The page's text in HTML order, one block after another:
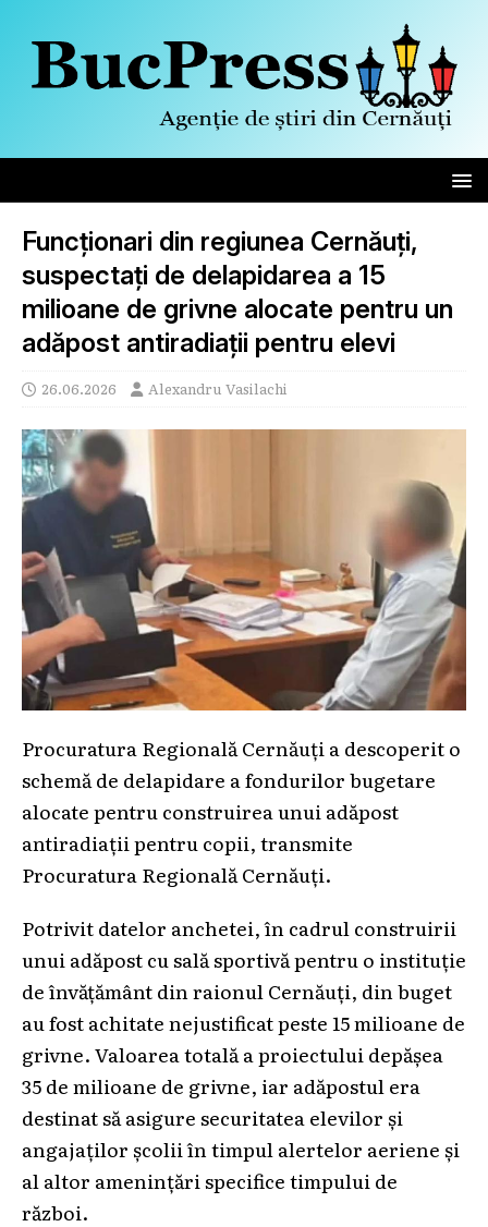
Funcționari din regiunea Cernăuți,
suspectați de delapidarea a 15
milioane de grivne alocate pentru un
adăpost antiradiații pentru elevi
26.06.2026 Alexandru Vasilachi
Procuratura Regională Cernăuți a descoperit o
schemă de delapidare a fondurilor bugetare
alocate pentru construirea unui adăpost
antiradiații pentru copii, transmite
Procuratura Regională Cernăuți.
Potrivit datelor anchetei, în cadrul construirii
unui adăpost cu sală sportivă pentru o instituție
de învățământ din raionul Cernăuți, din buget
au fost achitate nejustificat peste 15 milioane de
grivne. Valoarea totală a proiectului depășea
35 de milioane de grivne, iar adăpostul era
destinat să asigure securitatea elevilor și
angajaților școlii în timpul alertelor aeriene și
al altor amenințări specifice timpului de
război.